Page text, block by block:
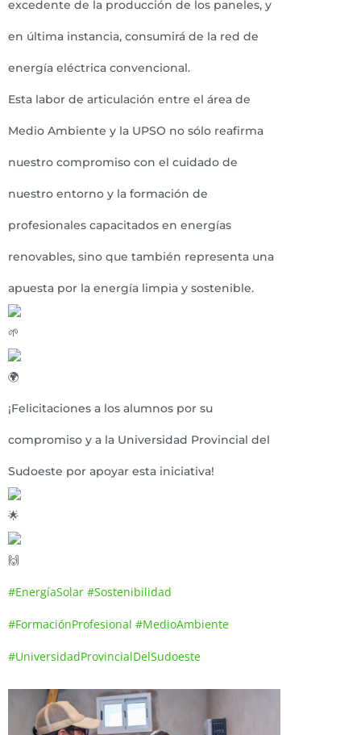
excedente de la producción de los paneles, y
en última instancia, consumirá de la red de
energía eléctrica convencional.
Esta labor de articulación entre el área de
Medio Ambiente y la UPSO no sólo reafirma
nuestro compromiso con el cuidado de
nuestro entorno y la formación de
profesionales capacitados en energías
renovables, sino que también representa una
apuesta por la energía limpia y sostenible.
¡Felicitaciones a los alumnos por su
compromiso y a la Universidad Provincial del
Sudoeste por apoyar esta iniciativa!
#EnergíaSolar #Sostenibilidad
#FormaciónProfesional #MedioAmbiente
#UniversidadProvincialDelSudoeste